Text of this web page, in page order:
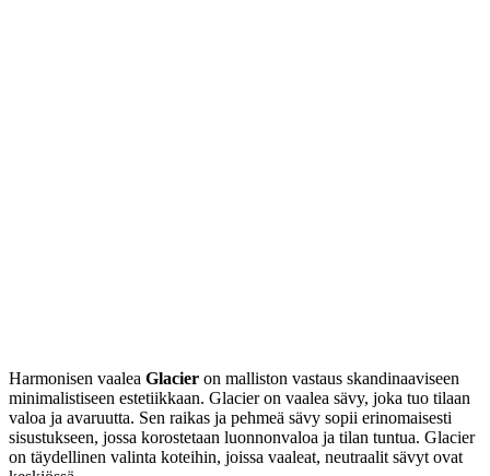
Harmonisen vaalea Glacier on malliston vastaus skandinaaviseen
minimalistiseen estetiikkaan. Glacier on vaalea sävy, joka tuo tilaan
valoa ja avaruutta. Sen raikas ja pehmeä sävy sopii erinomaisesti
sisustukseen, jossa korostetaan luonnonvaloa ja tilan tuntua. Glacier
on täydellinen valinta koteihin, joissa vaaleat, neutraalit sävyt ovat